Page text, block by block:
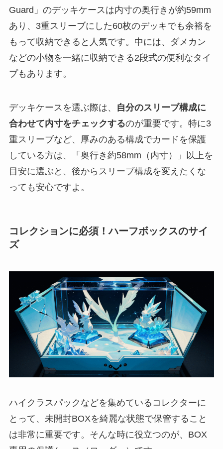
Guard」のデッキケースは内寸の奥行きが約59mm
あり、3重スリーブにした60枚のデッキでも余裕を
もって収納できると人気です。中には、ダメカン
などの小物を一緒に収納できる2段式の便利なタイ
プもあります。
デッキケースを選ぶ際は、
自分のスリーブ構成に
合わせて内寸をチェックするのが重要です。特に3
重スリーブなど、厚みのある構成でカードを保護
している方は、「奥行き約58mm（内寸）」以上を
目安に選ぶと、後からスリーブ構成を変えたくな
っても安心ですよ。
コレクションに必須！ハーフボックスのサイ
ズ
ハイクラスパックなどを集めているコレクターに
とって、未開封BOXを綺麗な状態で保管すること
は非常に重要です。そんな時に役立つのが、BOX